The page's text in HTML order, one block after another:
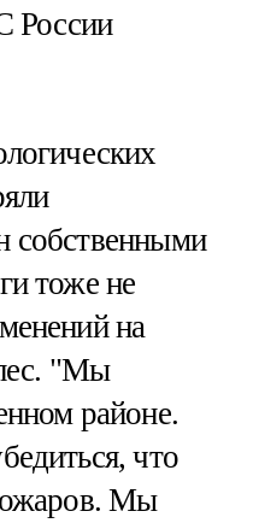
России
собственными
тоже не
на
"Мы
районе.
что
Мы